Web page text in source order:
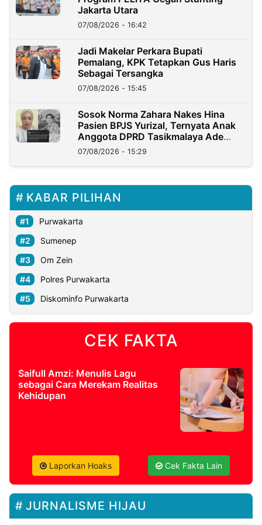
Jakarta Utara
07/08/2026 - 16:42
Jadi Makelar Perkara Bupati
Pemalang, KPK Tetapkan Gus Haris
Sebagai Tersangka
07/08/2026 - 15:45
Sosok Norma Zahara Nakes Hina
Pasien BPJS Yurizal, Ternyata Anak
Anggota DPRD Tasikmalaya Ade
Lukman
07/08/2026 - 15:29
KABAR PILIHAN
Purwakarta
Sumenep
Om Zein
Polres Purwakarta
Diskominfo Purwakarta
CEK FAKTA
Saifull Amzi: Menulis Lagu
sebagai Cara Merekam Realitas
Kehidupan
Laporkan Hoaks Cek Fakta Lain
JURNALISME HIJAU